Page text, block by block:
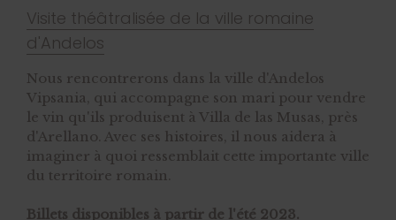
Visite théâtralisée de la ville romaine
d'Andelos
Nous rencontrerons dans la ville d'Andelos
Vipsania, qui accompagne son mari pour vendre
le vin qu'ils produisent à Villa de las Musas, près
d'Arellano. Avec ses histoires, il nous aidera à
imaginer à quoi ressemblait cette importante ville
du territoire romain.
Billets disponibles à partir de l'été 2023.